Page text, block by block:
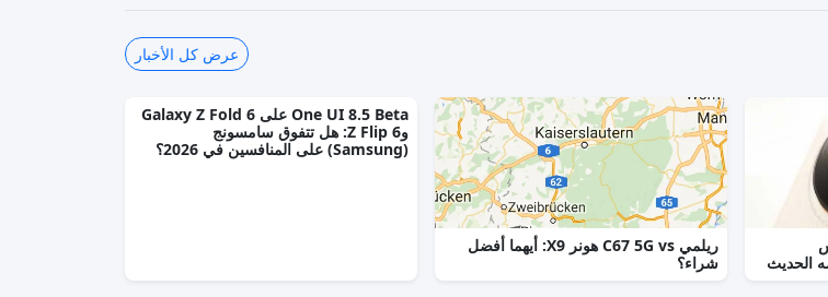
عرض كل الأخبار
ريلمي C67 5G vs هونر X9: أيهما أفضل
شراء؟
One UI 8.5 Beta على Galaxy Z Fold 6
وZ Flip 6: هل تتفوق سامسونج
(Samsung) على المنافسين في 2026؟